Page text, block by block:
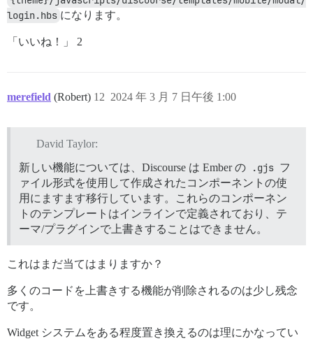
login.hbs になります。
「いいね！」 2
merefield (Robert) 2024 年 3 月 7 日午後 1:00
12
David Taylor:
新しい機能については、Discourse は Ember の
.gjs フ
ァイル形式を使用して作成されたコンポーネントの使
用にますます移行しています。これらのコンポーネン
トのテンプレートはインラインで定義されており、テ
ーマ/プラグインで上書きすることはできません。
これはまだ当てはまりますか？
多くのコードを上書きする機能が削除されるのは少し残念
です。
Widget システムをある程度置き換えるのは理にかなってい